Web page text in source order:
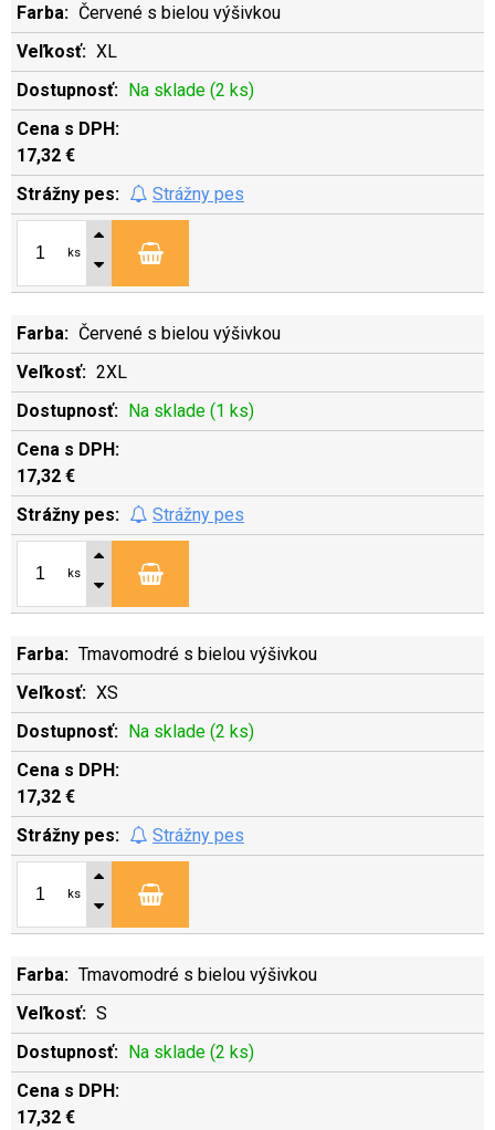
Červené s bielou výšivkou
XL
Na sklade (2 ks)
17,32 €
Strážny pes
ks
Červené s bielou výšivkou
2XL
Na sklade (1 ks)
17,32 €
Strážny pes
ks
Tmavomodré s bielou výšivkou
XS
Na sklade (2 ks)
17,32 €
Strážny pes
ks
Tmavomodré s bielou výšivkou
S
Na sklade (2 ks)
17,32 €